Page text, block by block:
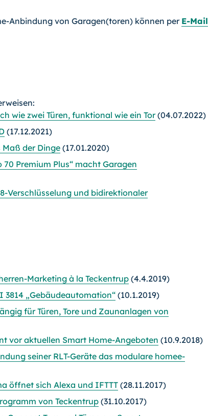
Anbindung von Garagen(toren) können per E-Mail
wie zwei Türen, funktional wie ein Tor(04.07.2022)
(17.12.2021)
Maß der Dinge (17.01.2020)
Premium Plus“ macht Garagen
Verschlüsselung und bidirektionaler
Marketing à la Teckentrup (4.4.2019)
„Gebäudeautomation“ (10.1.2019)
für Türen, Tore und Zaunanlagen von
vor aktuellen Smart Home-Angeboten (10.9.2018)
seiner RLT-Geräte das modulare homee-
öffnet sich Alexa und IFTTT (28.11.2017)
von Teckentrup (31.10.2017)